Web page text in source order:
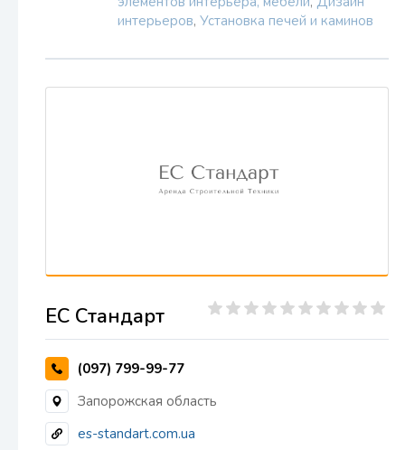
интерьеров, Установка печей и каминов
ЕС Стандарт
(097) 799-99-77
Запорожская область
es-standart.com.ua